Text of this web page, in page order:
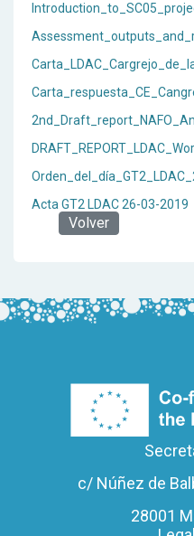
Acta GT2 LDAC 26-03-2019
Volver
c/ Núñez de
28001